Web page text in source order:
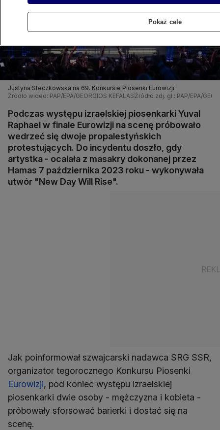
Justyna Steczkowska na 69. Konkursie Piosenki Eurowizji
Źródło wideo: PAP/EPA/GEORGIOS KEFALAS Źródło zdj. gł.: PAP/EPA/
Podczas występu izraelskiej piosenkarki Yuval
Raphael w finale Eurowizji na scenę próbowało
wedrzeć się dwoje propalestyńskich
protestujących. Do incydentu doszło, gdy
artystka - ocalała z masakry dokonanej przez
Hamas 7 października 2023 roku - wykonywała
utwór "New Day Will Rise".
Jak poinformował szwajcarski nadawca SRG SSR,
organizator tegorocznego Konkursu Piosenki
Eurowizji, pod koniec występu izraelskiej
piosenkarki dwie osoby - mężczyzna i kobieta -
próbowały sforsować barierki i dostać się na
scenę.
Pokaż cele